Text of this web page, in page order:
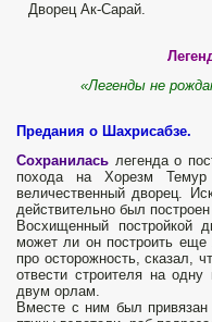
Дворец Ак-Сарай.
«Легенды не
Предания о Шахрисабзе.
Сохранилась легенда о
похода на Хорезм
величественный дворец.
действительно был
Восхищенный постройкой
может ли он построить
про осторожность, сказал,
отвести строителя на
двум орлам.
Вместе с ним был привязан